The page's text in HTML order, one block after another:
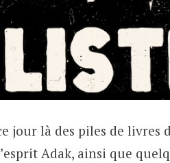
jour là des piles de livres
Adak, ainsi que